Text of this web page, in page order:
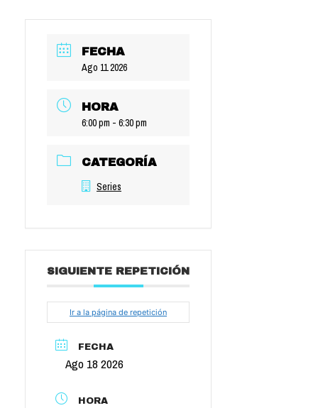
FECHA
Ago 11 2026
HORA
6:00 pm - 6:30 pm
CATEGORÍA
Series
SIGUIENTE REPETICIÓN
Ir a la página de repetición
FECHA
Ago 18 2026
HORA